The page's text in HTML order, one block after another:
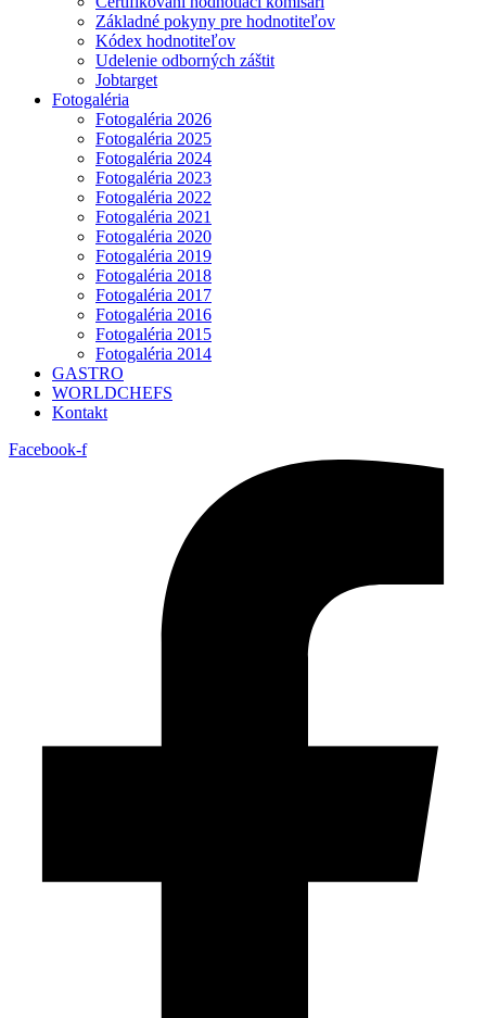
Základné pokyny pre hodnotiteľov
Kódex hodnotiteľov
Udelenie odborných záštit
Jobtarget
Fotogaléria
Fotogaléria 2026
Fotogaléria 2025
Fotogaléria 2024
Fotogaléria 2023
Fotogaléria 2022
Fotogaléria 2021
Fotogaléria 2020
Fotogaléria 2019
Fotogaléria 2018
Fotogaléria 2017
Fotogaléria 2016
Fotogaléria 2015
Fotogaléria 2014
GASTRO
WORLDCHEFS
Kontakt
Facebook-f